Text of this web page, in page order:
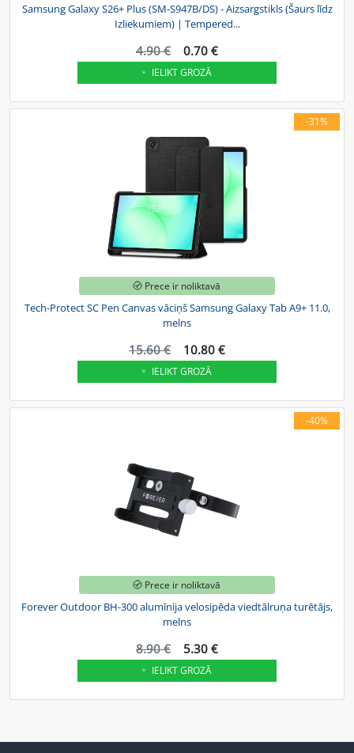
Samsung Galaxy S26+ Plus (SM-S947B/DS) - Aizsargstikls (Šaurs līdz
Izliekumiem) | Tempered...
4.90 € 0.70 €
IELIKT GROZĀ
-31%
Prece ir noliktavā
Tech-Protect SC Pen Canvas vāciņš Samsung Galaxy Tab A9+ 11.0,
melns
15.60 € 10.80 €
IELIKT GROZĀ
-40%
Prece ir noliktavā
Forever Outdoor BH-300 alumīnija velosipēda viedtālruņa turētājs,
melns
8.90 € 5.30 €
IELIKT GROZĀ